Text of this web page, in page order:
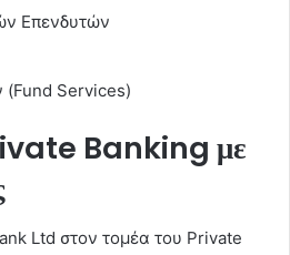
Επενδυτών
(Fund Services)
Banking με
Ltd στον τομέα του Private